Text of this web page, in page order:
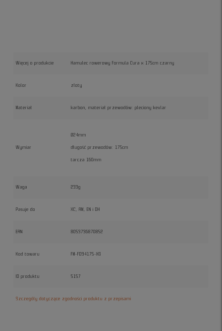
Więcej o produkcie Hamulec rowerowy Formula Cura x 175cm czarny
Kolor złoty
Materiał karbon, materiał przewodów: pleciony kevlar
Wymiar
Ø24mm
długość przewodów: 175cm
tarcza 160mm
Waga 233g
Pasuje do XC, AM, EN i DH
EAN 8053736870852
Kod towaru FM-FD94175-XG
ID produktu 5157
Szczegóły dotyczące zgodności produktu z przepisami